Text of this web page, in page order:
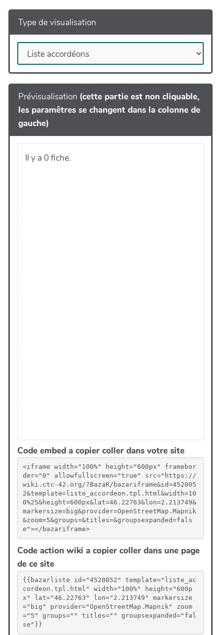
Type de visualisation
Prévisualisation (cette partie est non cliquable,
les paramêtres se changent dans la colonne de
gauche)
Code embed a copier coller dans votre site
<iframe width="100%" height="600px" framebor
der="0" allowfullscreen="true" src="https://
wiki.ctc-42.org/?BazaR/bazariframe&id=452005
2&template=liste_accordeon.tpl.html&width=10
0%25&height=600px&lat=46.22763&lon=2.213749&
markersize=big&provider=OpenStreetMap.Mapnik
&zoom=5&groups=&titles=&groupsexpanded=fals
e"></bazariframe>
Code action wiki a copier coller dans une page
de ce site
{{bazarliste id="4520052" template="liste_ac
cordeon.tpl.html" width="100%" height="600p
x" lat="46.22763" lon="2.213749" markersize
="big" provider="OpenStreetMap.Mapnik" zoom
="5" groups="" titles="" groupsexpanded="fal
se"}}